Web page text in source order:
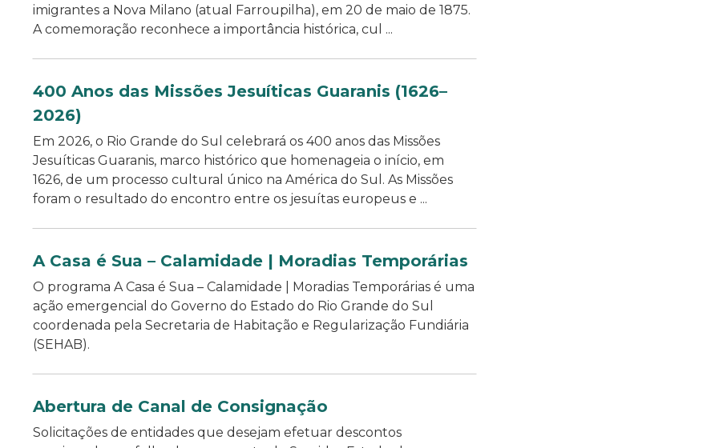
imigrantes a Nova Milano (atual Farroupilha), em 20 de maio de 1875.
A comemoração reconhece a importância histórica, cul ...
400 Anos das Missões Jesuíticas Guaranis (1626–
2026)
Em 2026, o Rio Grande do Sul celebrará os 400 anos das Missões
Jesuíticas Guaranis, marco histórico que homenageia o início, em
1626, de um processo cultural único na América do Sul. As Missões
foram o resultado do encontro entre os jesuítas europeus e ...
A Casa é Sua – Calamidade | Moradias Temporárias
O programa A Casa é Sua – Calamidade | Moradias Temporárias é uma
ação emergencial do Governo do Estado do Rio Grande do Sul
coordenada pela Secretaria de Habitação e Regularização Fundiária
(SEHAB).
Abertura de Canal de Consignação
Solicitações de entidades que desejam efetuar descontos